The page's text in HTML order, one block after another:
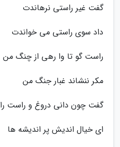
گفت غیر راستی نرهاندت
داد سوی راستی می خواندت
راست گو تا وا رهی از چنگ من
مکر ننشاند غبار جنگ من
گفت چون دانی دروغ و راست را
ای خیال اندیش پر اندیشه ها